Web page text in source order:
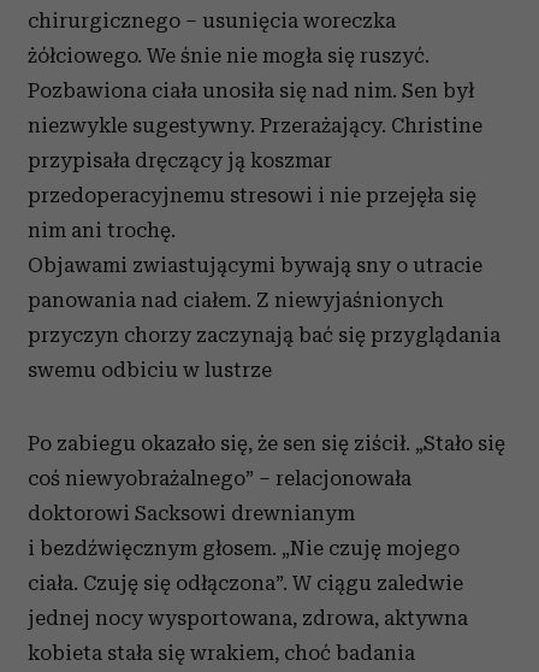
chirurgicznego – usunięcia woreczka
żółciowego. We śnie nie mogła się ruszyć.
Pozbawiona ciała unosiła się nad nim. Sen był
niezwykle sugestywny. Przerażający. Christine
przypisała dręczący ją koszmar
przedoperacyjnemu stresowi i nie przejęła się
nim ani trochę.
Objawami zwiastującymi bywają sny o utracie
panowania nad ciałem. Z niewyjaśnionych
przyczyn chorzy zaczynają bać się przyglądania
swemu odbiciu w lustrze
Po zabiegu okazało się, że sen się ziścił. „Stało się
coś niewyobrażalnego” – relacjonowała
doktorowi Sacksowi drewnianym
i bezdźwięcznym głosem. „Nie czuję mojego
ciała. Czuję się odłączona”. W ciągu zaledwie
jednej nocy wysportowana, zdrowa, aktywna
kobieta stała się wrakiem, choć badania